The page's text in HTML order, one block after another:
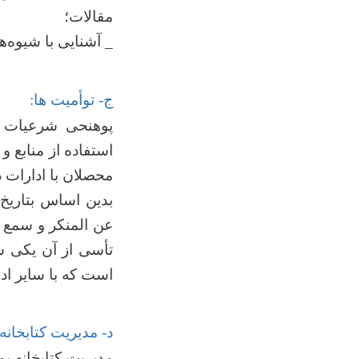
مقالات؛
_ آشنایی با
ج- توأمیت ها:
پوهنحی شرعیات
استفاده از
محصلان با
عن المنکر و سمع
تأسی از آن یکی
است که با سایر
د- مدیریت